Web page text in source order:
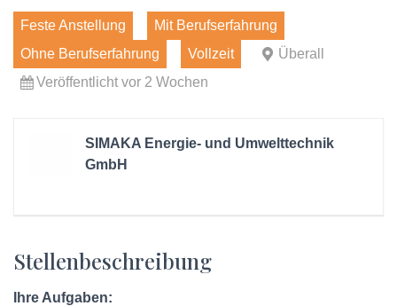
Feste Anstellung
Mit Berufserfahrung
Ohne Berufserfahrung
Vollzeit
Überall
Veröffentlicht vor 2 Wochen
SIMAKA Energie- und Umwelttechnik
GmbH
Stellenbeschreibung
Ihre Aufgaben: